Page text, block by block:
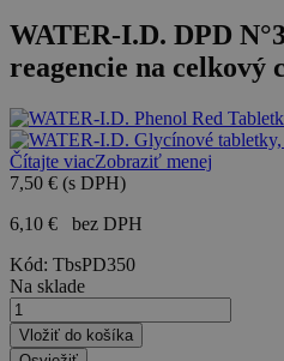
WATER-I.D. DPD
reagencie na celkový
Čítajte viacZobraziť menej
7,50 € (s DPH)
6,10 €
bez DPH
Kód: TbsPD350
Na sklade
Vložiť do košíka